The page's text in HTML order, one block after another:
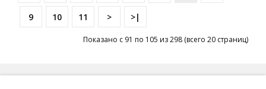
9 10 11 > >|
Показано с 91 по 105 из 298 (всего 20 страниц)